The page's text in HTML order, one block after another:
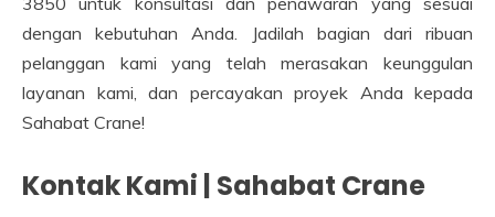
dengan kebutuhan Anda. Jadilah bagian dari ribuan
pelanggan kami yang telah merasakan keunggulan
layanan kami, dan percayakan proyek Anda kepada
Sahabat Crane!
Kontak Kami | Sahabat Crane